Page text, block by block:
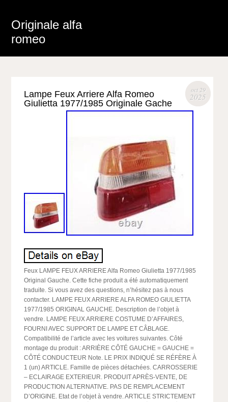
Originale alfa
romeo
oct 29
2025
Lampe Feux Arriere Alfa Romeo
Giulietta 1977/1985 Originale Gache
Feux LAMPE FEUX ARRIERE Alfa Romeo Giulietta 1977/1985
Original Gauche. Cette fiche produit a été automatiquement
traduite. Si vous avez des questions, n’hésitez pas à nous
contacter. LAMPE FEUX ARRIERE ALFA ROMEO GIULIETTA
1977/1985 ORIGINAL GAUCHE. Description de l’objet à
vendre. LAMPE FEUX ARRIERE COSTUME D’AFFAIRES,
FOURNI AVEC SUPPORT DE LAMPE ET CÂBLAGE.
Compatibilité de l’article avec les voitures suivantes. Côté
montage du produit : ARRIÈRE CÔTÉ GAUCHE = GAUCHE =
CÔTÉ CONDUCTEUR Note. LE PRIX INDIQUÉ SE RÉFÈRE À
1 (un) ARTICLE. Famille de pièces détachées. CARROSSERIE
– ECLAIRAGE EXTERIEUR. PRODUIT APRÈS-VENTE, DE
PRODUCTION ALTERNATIVE. PAS DE REMPLACEMENT
D’ORIGINE. Etat de l’objet à vendre. ARTICLE STRICTEMENT